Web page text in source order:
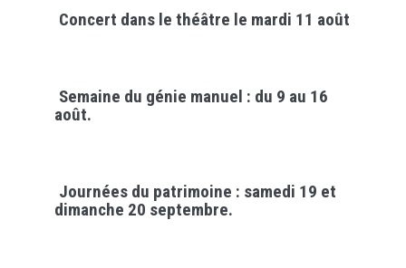
Concert dans le théâtre le mardi 11 août
Semaine du génie manuel : du 9 au 16
août.
Journées du patrimoine : samedi 19 et
dimanche 20 septembre.